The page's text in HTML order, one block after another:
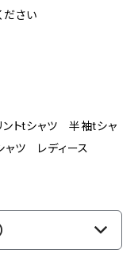
ださい
ントtシャツ 半袖tシャ
ツ レディース